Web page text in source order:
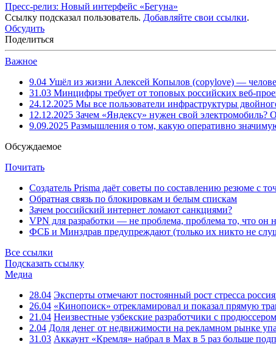
Пресс-релиз: Новый интерфейс «Бегуна»
Ссылку подсказал пользователь. Добавляйте свои ссылки.
Обсудить
Поделиться
Важное
9.04 Ушёл из жизни Алексей Копылов (copylove) —
31.03 Минцифры требует от топовых российских веб-
24.12.2025 Мы все пользователи инфраструктуры
12.12.2025 Зачем «Яндексу» нужен свой
9.09.2025 Размышления о том, какую оперативно
Обсуждаемое
Почитать
Создатель Prisma даёт советы по составлению резюме с
Обратная связь по блокировкам и белым спискам
Зачем российский интернет ломают санкциями?
VPN для разработки — не проблема, проблема то, что он
ФСБ и Минздрав предупреждают (только их никто не
Все ссылки
Подсказать ссылку
Медиа
28.04 Эксперты отмечают постоянный рост стресса
26.04 «Кинопоиск» отрекламировал и показал прямую
21.04 Неизвестные узбекские разработчики с
2.04 Доля денег от недвижимости на рекламном рынке
31.03 Аккаунт «Кремля» набрал в Max в 5 раз больше